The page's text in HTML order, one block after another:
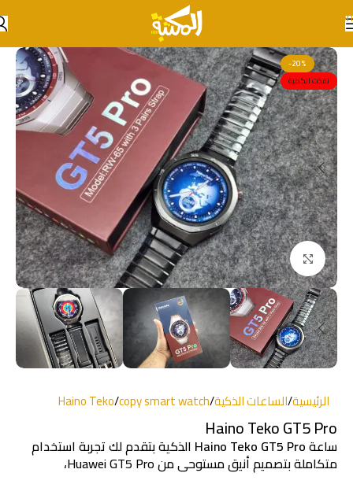
Skip to navigation
Skip to main content
-20%
نفذت الكمية
انقر للتكبير
الرئيسية/الساعات الذكية/
copy smart watch
/
Haino Teko
Haino Teko GT5 Pro
ساعةHaino Teko GT5 Pro الذكية بتقدم لك تجربة استخدام
متكاملة بتصميم أنيق مستوحى من Huawei GT5 Pro،